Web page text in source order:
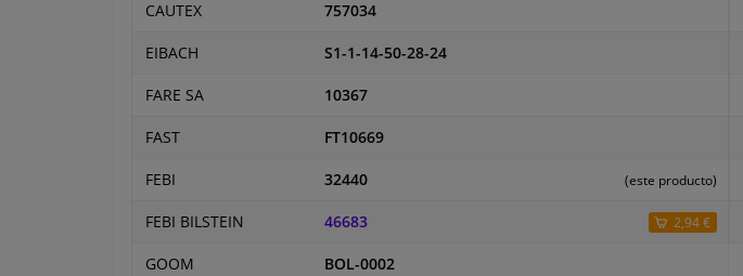
CAUTEX 757034
EIBACH S1-1-14-50-28-24
FARE SA 10367
FAST FT10669
FEBI 32440 (este producto)
FEBI BILSTEIN 46683 2,94 €
GOOM BOL-0002